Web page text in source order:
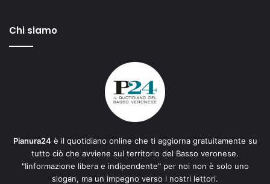
Chi siamo
Pianura24 è il quotidiano online che ti aggiorna gratuitamente su
tutto ciò che avviene sul territorio del Basso veronese.
"Iinformazione libera e indipendente" per noi non è solo uno
slogan, ma un impegno verso i nostri lettori.